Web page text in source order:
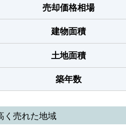
売却価格相場
建物面積
土地面積
築年数
く売れた地域